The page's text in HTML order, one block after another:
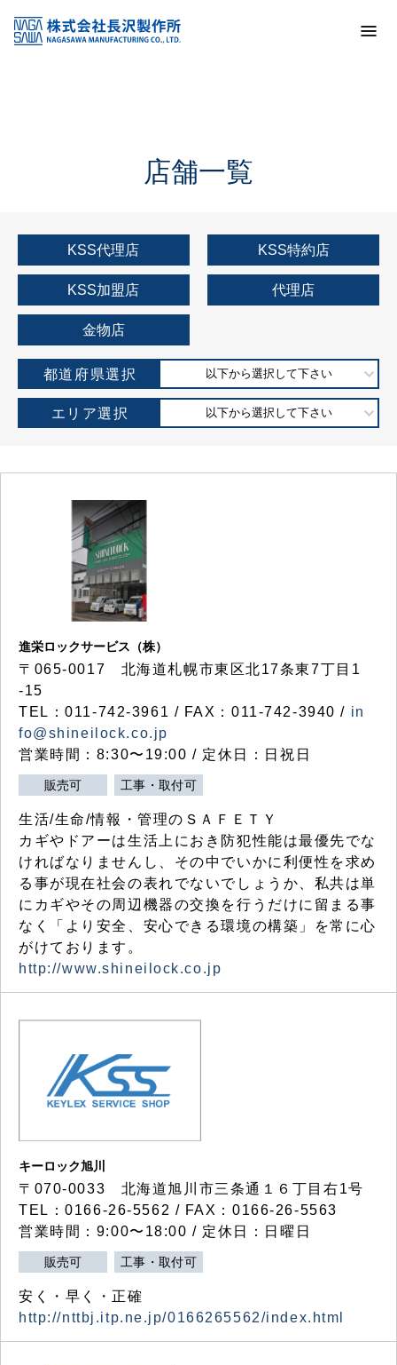
KSS加盟店・取扱店情報
店舗一覧
店舗一覧
KSS代理店 KSS特約店
KSS加盟店 代理店
金物店
都道府県選択 以下から選択して下さい
エリア選択 以下から選択して下さい
進栄ロックサービス（株）
〒065-0017 北海道札幌市東区北17条東7丁目1
-15
TEL：011-742-3961 / FAX：011-742-3940 / in
fo@shineilock.co.jp
営業時間：8:30〜19:00 / 定休日：日祝日
販売可 工事・取付可
生活/生命/情報・管理のＳＡＦＥＴＹ
カギやドアーは生活上におき防犯性能は最優先でな
ければなりませんし、その中でいかに利便性を求め
る事が現在社会の表れでないでしょうか、私共は単
にカギやその周辺機器の交換を行うだけに留まる事
なく「より安全、安心できる環境の構築」を常に心
がけております。
http://www.shineilock.co.jp
キーロック旭川
〒070-0033 北海道旭川市三条通１６丁目右1号
TEL：0166-26-5562 / FAX：0166-26-5563
営業時間：9:00〜18:00 / 定休日：日曜日
販売可 工事・取付可
安く・早く・正確
http://nttbj.itp.ne.jp/0166265562/index.html